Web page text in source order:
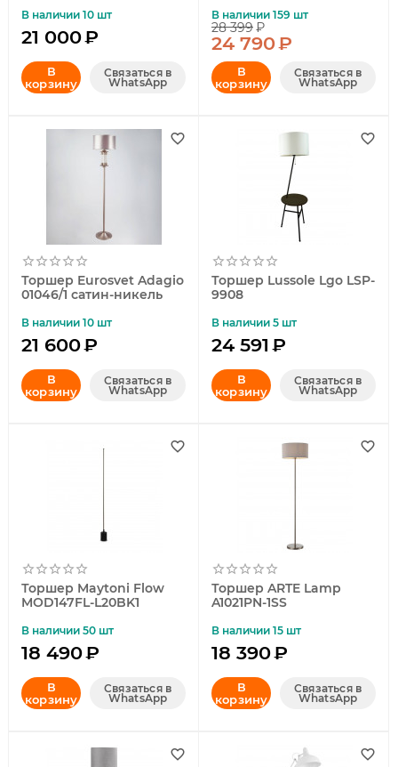
В наличии 10 шт
21 000₽
В
корзину
Связаться в
WhatsApp
В наличии 159 шт
28 399₽
24 790₽
В
корзину
Связаться в
WhatsApp
Торшер Eurosvet Adagio
01046/1 сатин-никель
В наличии 10 шт
21 600₽
В
корзину
Связаться в
WhatsApp
Торшер Lussole Lgo LSP-
9908
В наличии 5 шт
24 591 ₽
В
корзину
Связаться в
WhatsApp
Торшер Maytoni Flow
MOD147FL-L20BK1
В наличии 50 шт
18 490₽
В
корзину
Связаться в
WhatsApp
Торшер ARTE Lamp
A1021PN-1SS
В наличии 15 шт
18 390₽
В
корзину
Связаться в
WhatsApp